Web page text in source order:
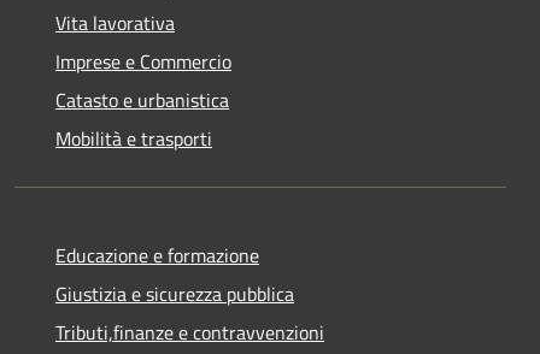
Vita lavorativa
Imprese e Commercio
Catasto e urbanistica
Mobilità e trasporti
Educazione e formazione
Giustizia e sicurezza pubblica
Tributi,finanze e contravvenzioni